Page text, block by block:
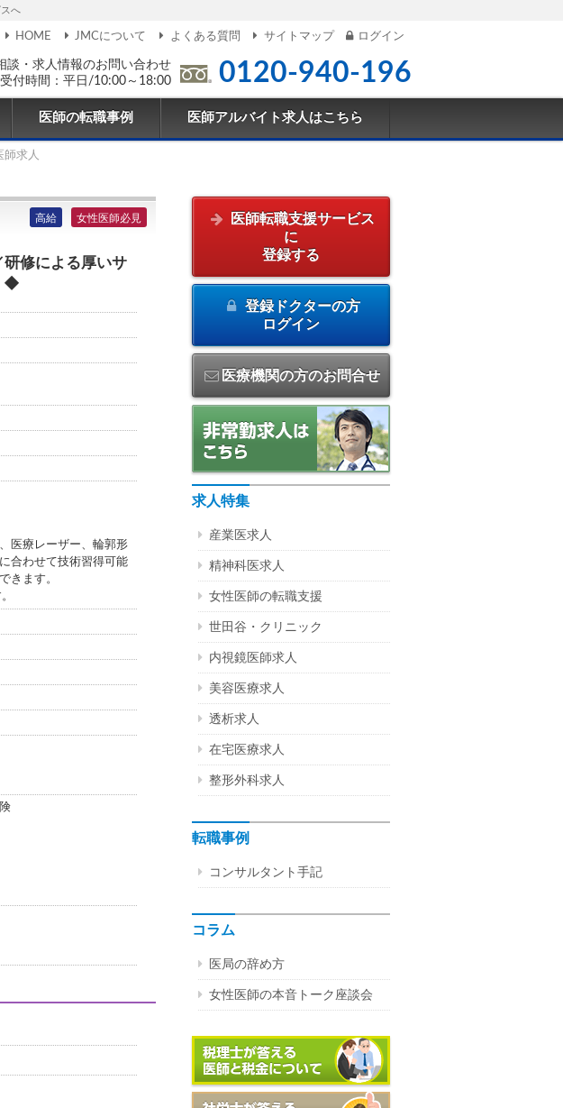
へ
談・求人情報のお問い合わせ
受付時間：平日/10:00～18:00
0120-940-196
HOME JMCについて よくある質問 サイトマップ ログイン
医師の転職事例 医師アルバイト求人はこちら
師求人
高給 女性医師必見
修による厚いサ
◆
医療レーザー、輪郭形
合わせて技術習得可能
できます。
医師転職支援サービス
に
登録する
登録ドクターの方
ログイン
医療機関の方のお問合せ
求人特集
産業医求人
精神科医求人
女性医師の転職支援
世田谷・クリニック
内視鏡医師求人
美容医療求人
透析求人
在宅医療求人
整形外科求人
転職事例
コンサルタント手記
コラム
医局の辞め方
女性医師の本音トーク座談会